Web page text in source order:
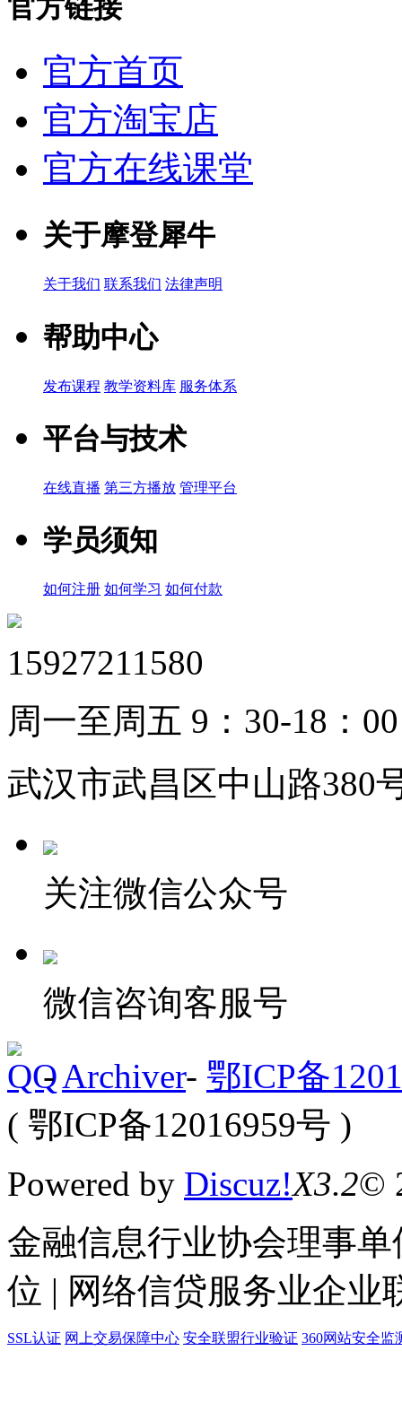
官方链接
官方首页
官方淘宝店
官方在线课堂
关于摩登犀牛
关于我们 联系我们 法律声明
帮助中心
发布课程 教学资料库 服务体系
平台与技术
在线直播 第三方播放 管理平台
学员须知
如何注册 如何学习 如何付款
15927211580
周一至周五 9：30-18：00
武汉市武昌区中山路380
关注微信公众号
微信咨询客服号
- Archiver- 鄂ICP备
( 鄂ICP备12016959号 )
Powered by Discuz!X3.2©
金融信息行业协会理事
位 | 网络信贷服务业企业
SSL认证 网上交易保障中心 安全联盟行业验证 360网站安全监